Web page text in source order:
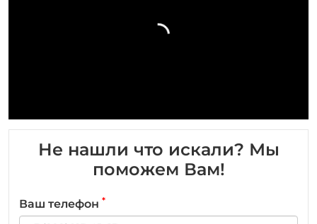
Не нашли что искали? Мы
поможем Вам!
Ваш телефон *